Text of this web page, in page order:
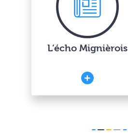
L’écho Mignièrois